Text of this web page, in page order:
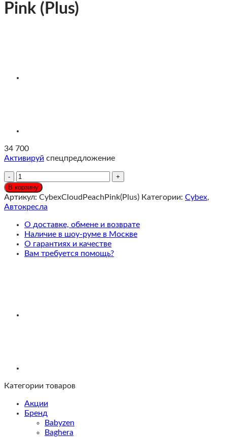
Pink (Plus)
34 700
Активируй спецпредложение
Количество
Cybex
Cloud
T
Size
Автолюлька
0-
24
В корзину
Артикул: CybexCloudPeachPink(Plus) Категории: Cybex,
Автокресла
О доставке, обмене и возврате
Наличие в шоу-руме в Москве
О гарантиях и качестве
Вам требуется помощь?
Категории товаров
Акции
Бренд
Babyzen
Baghera